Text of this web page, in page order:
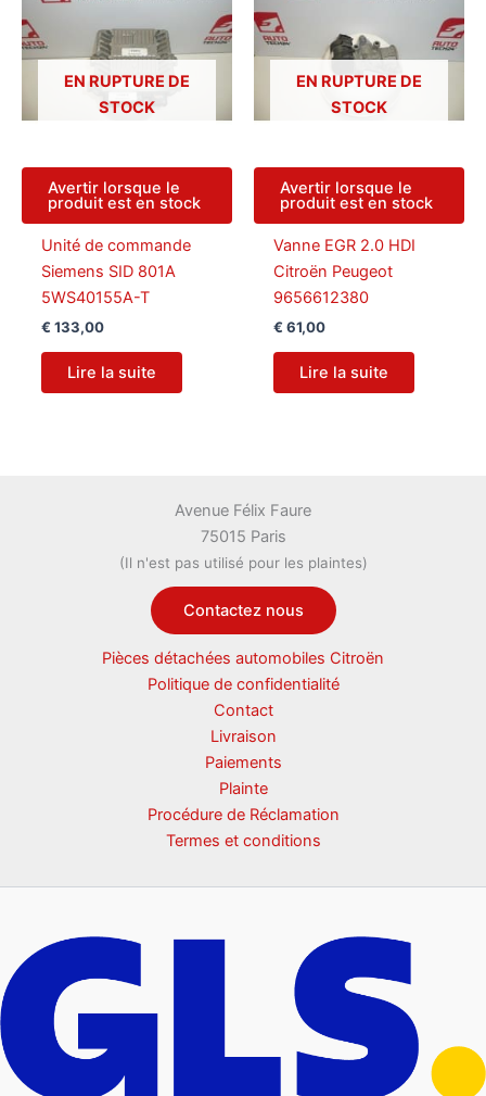
EN RUPTURE DE
STOCK
Avertir lorsque le
produit est en stock
Unité de commande
Siemens SID 801A
5WS40155A-T
€ 133,00
Lire la suite
EN RUPTURE DE
STOCK
Avertir lorsque le
produit est en stock
Vanne EGR 2.0 HDI
Citroën Peugeot
9656612380
€ 61,00
Lire la suite
Avenue Félix Faure
75015 Paris
(Il n'est pas utilisé pour les plaintes)
Contactez nous
Pièces détachées automobiles Citroën
Politique de confidentialité
Contact
Livraison
Paiements
Plainte
Procédure de Réclamation
Termes et conditions